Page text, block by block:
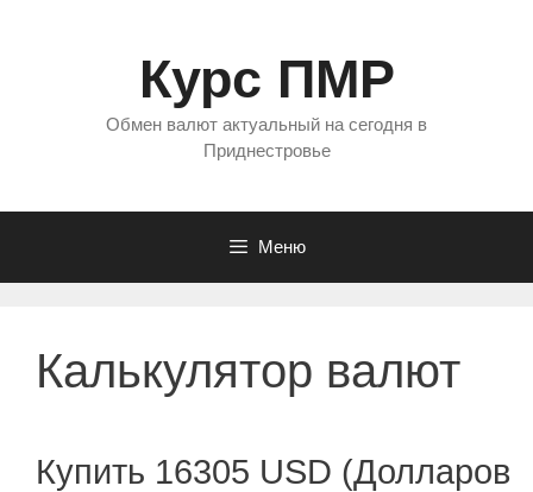
Курс ПМР
Обмен валют актуальный на сегодня в
Приднестровье
Меню
Калькулятор валют
Купить 16305 USD (Долларов